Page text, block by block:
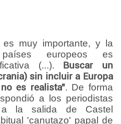
muy importante, y la
europeos es
(...). Buscar un
sin incluir a Europa
es realista". De forma
a los periodistas
la salida de Castel
'canutazo' papal de